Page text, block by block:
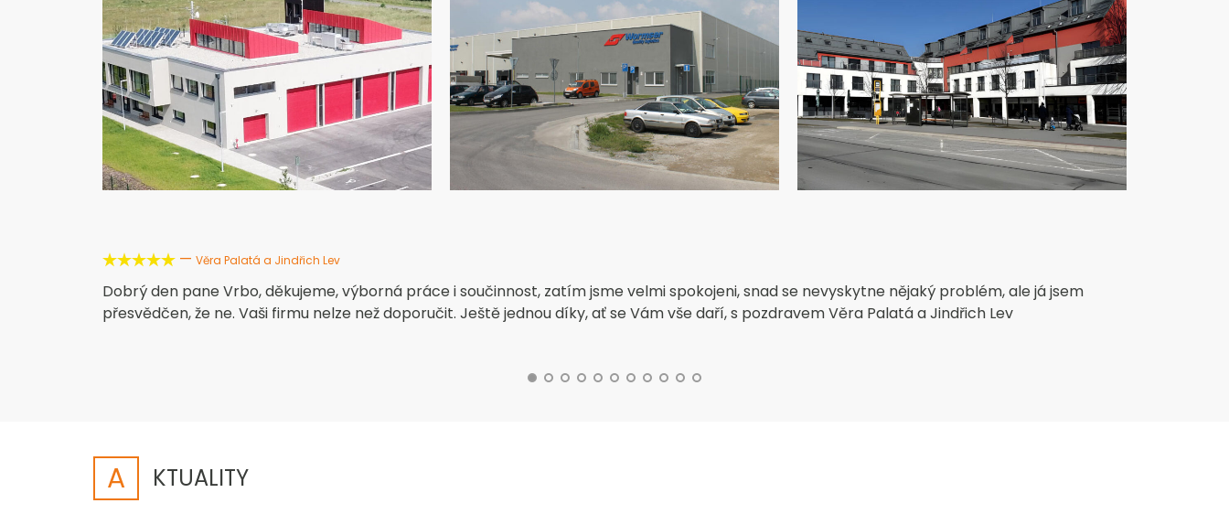
 — Věra Palatá a Jindřich Lev
Dobrý den pane Vrbo, děkujeme, výborná práce i součinnost, zatím jsme velmi spokojeni, snad se nevyskytne nějaký problém, ale já jsem
přesvědčen, že ne. Vaši firmu nelze než doporučit. Ještě jednou díky, ať se Vám vše daří, s pozdravem Věra Palatá a Jindřich Lev
A KTUALITY